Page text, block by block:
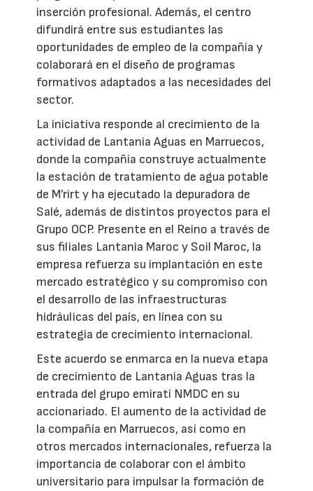
inserción profesional. Además, el centro
difundirá entre sus estudiantes las
oportunidades de empleo de la compañía y
colaborará en el diseño de programas
formativos adaptados a las necesidades del
sector.
La iniciativa responde al crecimiento de la
actividad de Lantania Aguas en Marruecos,
donde la compañía construye actualmente
la estación de tratamiento de agua potable
de M’rirt y ha ejecutado la depuradora de
Salé, además de distintos proyectos para el
Grupo OCP. Presente en el Reino a través de
sus filiales Lantania Maroc y Soil Maroc, la
empresa refuerza su implantación en este
mercado estratégico y su compromiso con
el desarrollo de las infraestructuras
hidráulicas del país, en línea con su
estrategia de crecimiento internacional.
Este acuerdo se enmarca en la nueva etapa
de crecimiento de Lantania Aguas tras la
entrada del grupo emiratí NMDC en su
accionariado. El aumento de la actividad de
la compañía en Marruecos, así como en
otros mercados internacionales, refuerza la
importancia de colaborar con el ámbito
universitario para impulsar la formación de